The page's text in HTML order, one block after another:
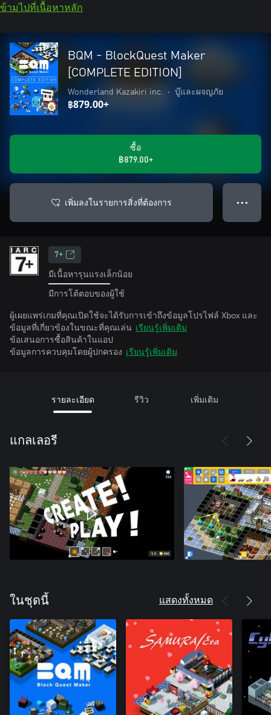
ข้ามไปที่เนื้อหาหลัก
BQM - BlockQuest Maker
[COMPLETE EDITION]
Wonderland Kazakiri inc. • บู๊และผจญภัย
฿879.00+
ซื้อ
฿879.00+
เพิ่มลงในรายการสิ่งที่ต้องการ ● ● ●
7+
มีเนื้อหารุนแรงเล็กน้อย
มีการโต้ตอบของผู้ใช้
ผู้เผยแพร่เกมที่คุณเปิดใช้จะได้รับการเข้าถึงข้อมูลโปรไฟล์ Xbox และ
ข้อมูลที่เกี่ยวข้องในขณะที่คุณเล่น เรียนรู้เพิ่มเติม
ข้อเสนอการซื้อสินค้าในแอป
ข้อมูลการควบคุมโดยผู้ปกครอง เรียนรู้เพิ่มเติม
รายละเอียด รีวิว เพิ่มเติม
แกลเลอรี
ในชุดนี้ แสดงทั้งหมด